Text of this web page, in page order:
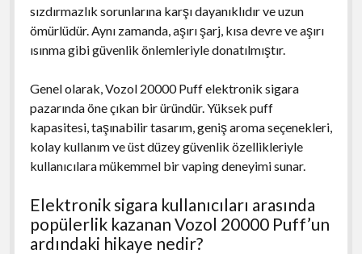
sızdırmazlık sorunlarına karşı dayanıklıdır ve uzun
ömürlüdür. Aynı zamanda, aşırı şarj, kısa devre ve aşırı
ısınma gibi güvenlik önlemleriyle donatılmıştır.
Genel olarak, Vozol 20000 Puff elektronik sigara
pazarında öne çıkan bir üründür. Yüksek puff
kapasitesi, taşınabilir tasarım, geniş aroma seçenekleri,
kolay kullanım ve üst düzey güvenlik özellikleriyle
kullanıcılara mükemmel bir vaping deneyimi sunar.
Elektronik sigara kullanıcıları arasında
popülerlik kazanan Vozol 20000 Puff’un
ardındaki hikaye nedir?